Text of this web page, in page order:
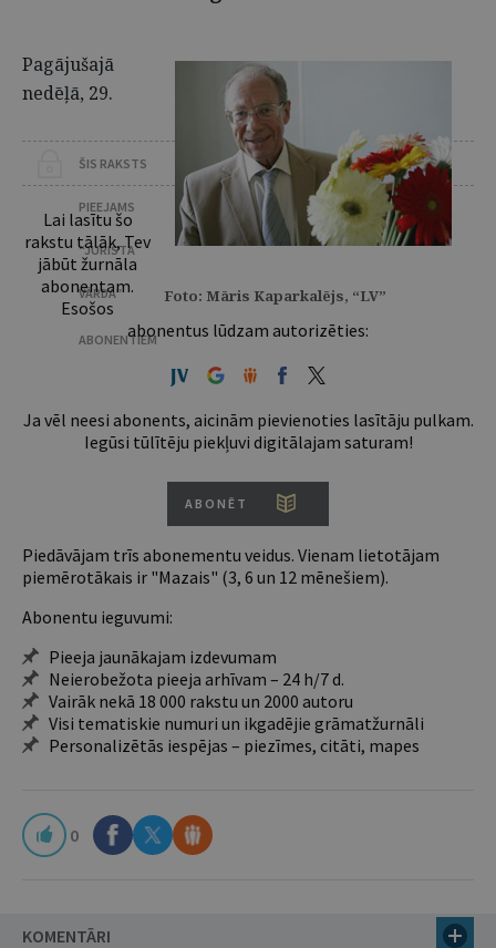
Foto: Māris Kaparkalējs, “LV”
Pagājušajā
nedēļā, 29.
ŠIS RAKSTS
PIEEJAMS
“JURISTA
VĀRDA”
ABONENTIEM
Lai lasītu šo
rakstu tālāk, Tev
jābūt žurnāla
abonentam.
Esošos
abonentus lūdzam autorizēties:
Ja vēl neesi abonents, aicinām pievienoties lasītāju pulkam.
Iegūsi tūlītēju piekļuvi digitālajam saturam!
ABONĒT
Piedāvājam trīs abonementu veidus. Vienam lietotājam
piemērotākais ir "Mazais" (3, 6 un 12 mēnešiem).
Abonentu ieguvumi:
Pieeja jaunākajam izdevumam
Neierobežota pieeja arhīvam – 24 h/7 d.
Vairāk nekā 18 000 rakstu un 2000 autoru
Visi tematiskie numuri un ikgadējie grāmatžurnāli
Personalizētās iespējas – piezīmes, citāti, mapes
0
KOMENTĀRI